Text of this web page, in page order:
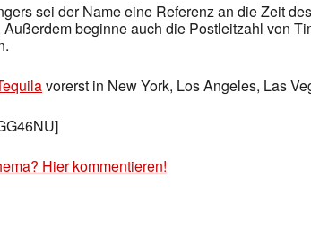
sei der Name eine Referenz an die Zeit
beginne auch die Postleitzahl von
vorerst in New York, Los Angeles, Las
Hier kommentieren!